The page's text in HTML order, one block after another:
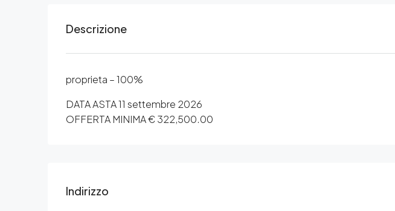
Descrizione
proprieta – 100%
DATA ASTA 11 settembre 2026
OFFERTA MINIMA € 322,500.00
Indirizzo